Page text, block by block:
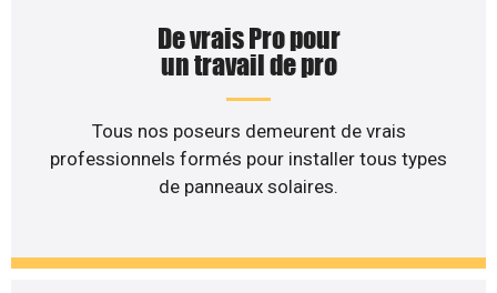
De vrais Pro pour
un travail de pro
Tous nos poseurs demeurent de vrais
professionnels formés pour installer tous types
de panneaux solaires.